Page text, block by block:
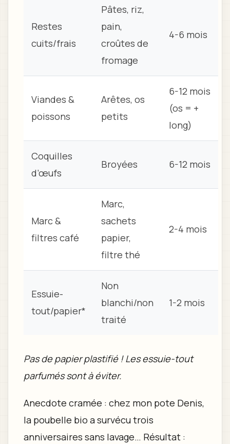
Restes
cuits/frais
Pâtes, riz,
pain,
croûtes de
fromage
4-6 mois
Viandes &
poissons
Arêtes, os
petits
6-12 mois
(os = +
long)
Coquilles
d’œufs
Broyées 6-12 mois
Marc &
filtres café
Marc,
sachets
papier,
filtre thé
2-4 mois
Essuie-
tout/papier*
Non
blanchi/non
traité
1-2 mois
Pas de papier plastifié ! Les essuie-tout
parfumés sont à éviter.
Anecdote cramée : chez mon pote Denis,
la poubelle bio a survécu trois
anniversaires sans lavage… Résultat :